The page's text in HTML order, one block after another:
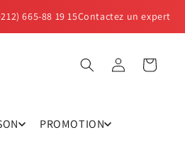
665-88 19 15Contactez un expert
Connexion Panier
PROMOTION